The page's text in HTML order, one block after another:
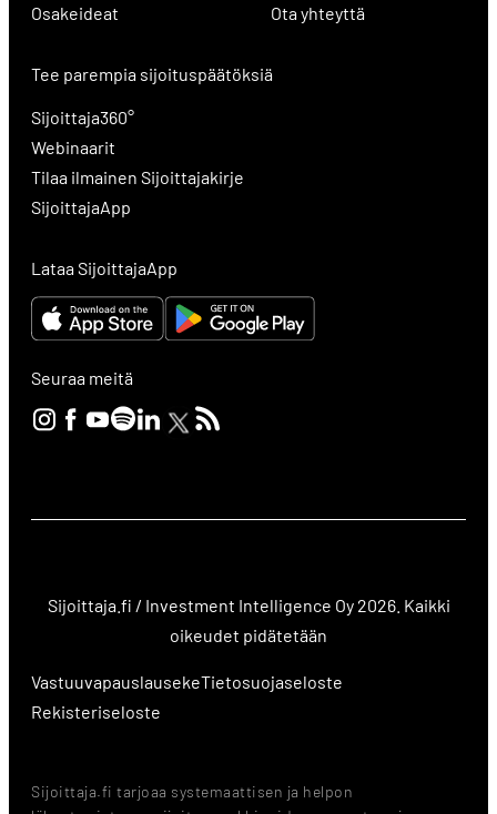
Osakeideat
Ota yhteyttä
Tee parempia sijoituspäätöksiä
Sijoittaja360°
Webinaarit
Tilaa ilmainen Sijoittajakirje
SijoittajaApp
Lataa SijoittajaApp
Seuraa meitä
Sijoittaja.fi / Investment Intelligence Oy 2026. Kaikki
oikeudet pidätetään
VastuuvapauslausekeTietosuojaseloste
Rekisteriseloste
Sijoittaja.fi tarjoaa systemaattisen ja helpon